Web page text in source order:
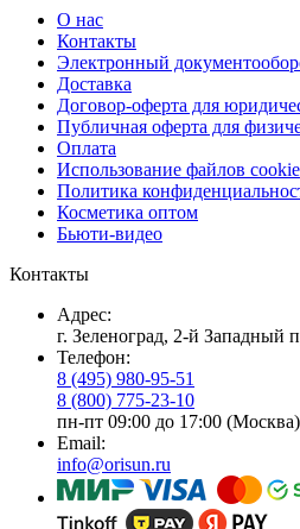
О нас
Контакты
Электронный
Доставка
Договор-оферта для
Публичная оферта для
Оплата
Использование файлов cookie
Политика
Косметика оптом
Бьюти-видео
Контакты
Адрес:
г. Зеленоград, 2-й Западный
Телефон:
8 (495) 980-95-51
8 (800) 775-23-10
пн-пт 09:00 до 17:00 (Москва)
Email:
info@orisun.ru